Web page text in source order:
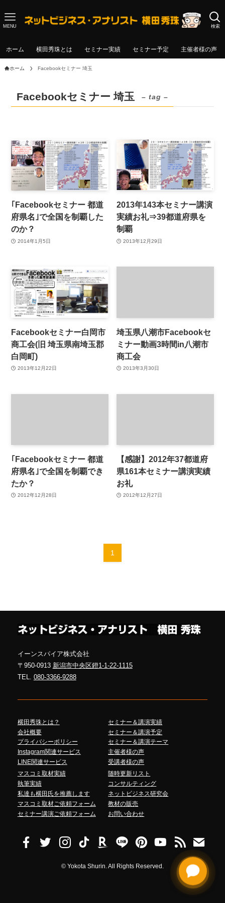
検索
MENU
ホーム 横田秀珠とは セミナー実績 セミナー予定 主催者様の声
ホーム Facebookセミナー 埼玉
Facebookセミナー 埼玉 – tag –
｢Facebookセミナー 都道
府県名｣で全国を制覇した
のか？
2014年1月5日
2013年143本セミナー講演
実績お礼⇒39都道府県を
制覇
2013年12月29日
Facebookセミナー白岡市
商工会(旧 埼玉県南埼玉郡
白岡町)
2013年12月22日
埼玉県八潮市Facebookセ
ミナー動画3時間in八潮市
商工会
2013年3月30日
｢Facebookセミナー 都道
府県名｣で全国を制覇でき
たか？
2012年12月28日
【感謝】2012年37都道府
県161本セミナー講演実績
お礼
2012年12月27日
1
イーンスパイア株式会社
〒950-0913 新潟市中央区鐙1-1-22-1115
TEL. 080-3366-9288
横田秀珠とは？
会社概要
プライバシーポリシー
Instagram関連サービス
LINE関連サービス
セミナー＆講演実績
セミナー＆講演予定
セミナー＆講演テーマ
主催者様の声
受講者様の声
マスコミ取材実績
執筆実績
私達も横田氏を推薦します
マスコミ取材ご依頼フォーム
セミナー講演ご依頼フォーム
随時更新リスト
コンサルティング
ネットビジネス研究会
教材の販売
お問い合わせ
© Yokota Shurin. All Rights Reserved.